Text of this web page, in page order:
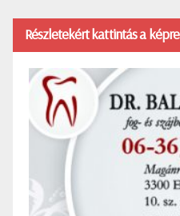
Részletekért kattintás a képre